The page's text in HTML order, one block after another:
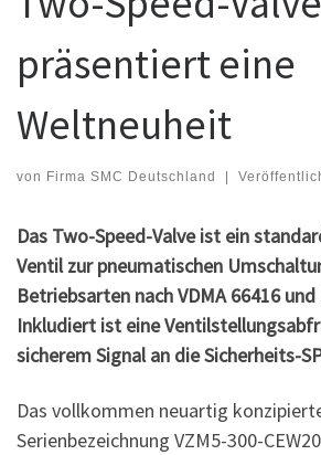
präsentiert eine
Weltneuheit
von Firma SMC Deutschland
Das Two-Speed-Valve ist ein
Ventil zur pneumatischen
Betriebsarten nach VDMA 66416 und
Inkludiert ist eine
sicherem Signal an die Sicherheits-
Das vollkommen neuartig
Serienbezeichnung VZM5-300-